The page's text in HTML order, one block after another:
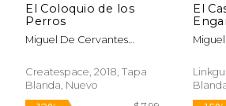
El Coloquio de los
Perros
Miguel De Cervantes
Createspace, 2018, Tapa
Blanda, Nuevo
El